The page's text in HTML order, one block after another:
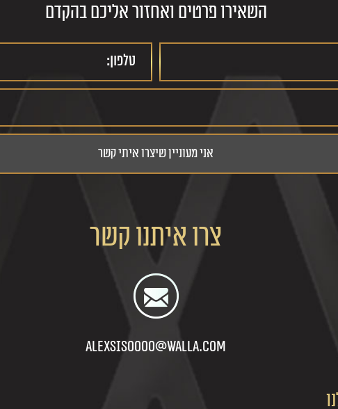
השאירו פרטים ואחזור אליכם בהקדם
צרו איתנו קשר
alexsis0000@walla.com